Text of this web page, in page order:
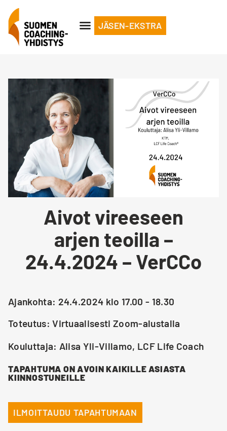
JÄSEN-EKSTRA
Aivot vireeseen
arjen teoilla –
24.4.2024 – VerCCo
Ajankohta: 24.4.2024 klo 17.00 - 18.30
Toteutus: Virtuaalisesti Zoom-alustalla
Kouluttaja: Alisa Yli-Villamo, LCF Life Coach
TAPAHTUMA ON AVOIN KAIKILLE ASIASTA
KIINNOSTUNEILLE
ILMOITTAUDU TAPAHTUMAAN